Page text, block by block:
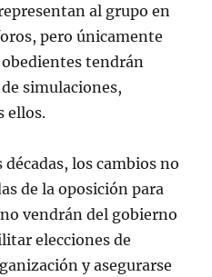
al grupo en
pero únicamente
tendrán
simulaciones,
ellos.
los cambios no
de la oposición para
vendrán del gobierno
elecciones de
y asegurarse